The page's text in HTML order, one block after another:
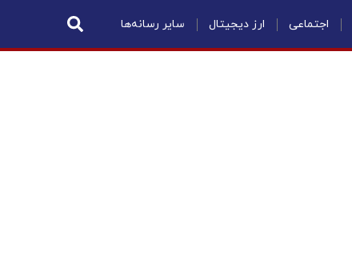
اجتماعی ارز دیجیتال سایر رسانه‌ها